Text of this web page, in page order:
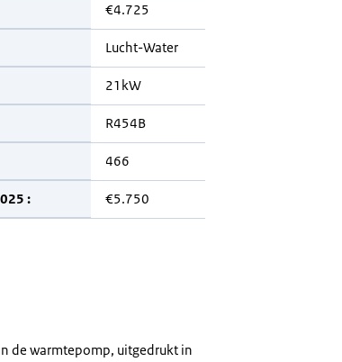
€4.725
Lucht-Water
21kW
R454B
466
: €5.750
de warmtepomp, uitgedrukt in